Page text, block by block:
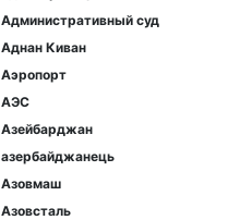
Административный суд
Аднан Киван
Аэропорт
АЭС
Азейбарджан
азербайджанець
Азовмаш
Азовсталь